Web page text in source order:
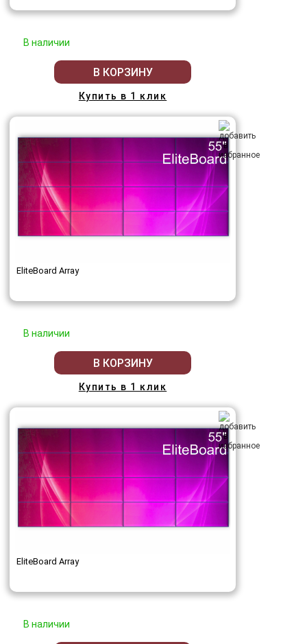
В наличии
В КОРЗИНУ
Купить в 1 клик
EliteBoard Array
В наличии
В КОРЗИНУ
Купить в 1 клик
EliteBoard Array
В наличии